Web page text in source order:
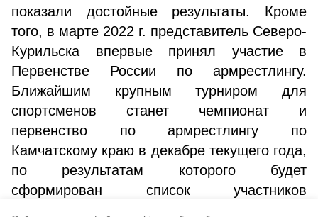
показали достойные результаты. Кроме
того, в марте 2022 г. представитель Северо-
Курильска впервые принял участие в
Первенстве России по армрестлингу.
Ближайшим крупным турниром для
спортсменов станет чемпионат и
первенство по армрестлингу по
Камчатскому краю в декабре текущего года,
по результатам которого будет
сформирован список участников